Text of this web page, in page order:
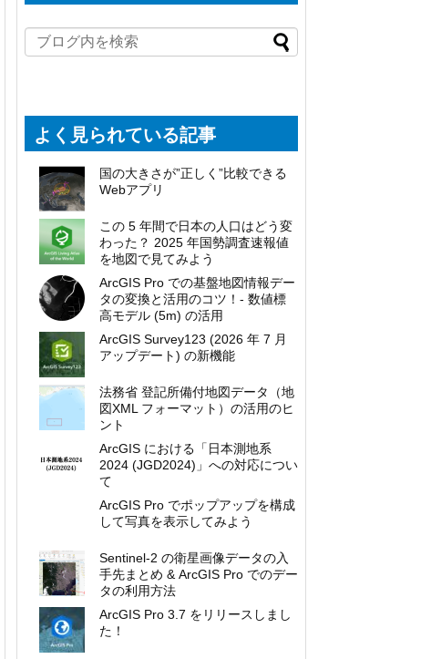
よく見られている記事
国の大きさが”正しく”比較できる
Webアプリ
この 5 年間で日本の人口はどう変
わった？ 2025 年国勢調査速報値
を地図で見てみよう
ArcGIS Pro での基盤地図情報デー
タの変換と活用のコツ！- 数値標
高モデル (5m) の活用
ArcGIS Survey123 (2026 年 7 月
アップデート) の新機能
法務省 登記所備付地図データ（地
図XML フォーマット）の活用のヒ
ント
ArcGIS における「日本測地系
2024 (JGD2024)」への対応につい
て
ArcGIS Pro でポップアップを構成
して写真を表示してみよう
Sentinel-2 の衛星画像データの入
手先まとめ & ArcGIS Pro でのデー
タの利用方法
ArcGIS Pro 3.7 をリリースしまし
た！